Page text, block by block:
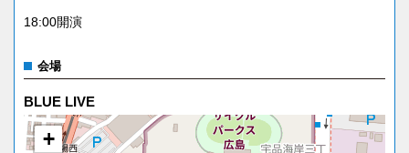
18:00開演
会場
BLUE LIVE
+